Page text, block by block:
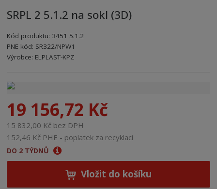
í
t
r
a
SRPL 2 5.1.2 na sokl (3D)
Kód produktu: 3451 5.1.2
PNE kód: SR322/NPW1
Kód výrobce: 8595208614149
Kód dodavatele:8595208614149
Výrobce: ELPLAST-KPZ
19 156,72 Kč
15 832,00 Kč bez DPH
152,46 Kč PHE - poplatek za recyklaci
DO 2 TÝDNŮ
Vložit do košíku